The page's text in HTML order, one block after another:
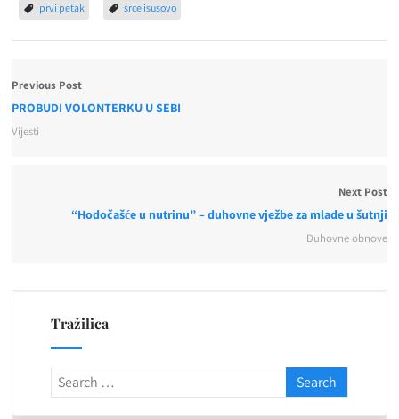
prvi petak srce isusovo
Previous Post
PROBUDI VOLONTERKU U SEBI
Vijesti
Next Post
“Hodočašće u nutrinu” – duhovne vježbe za mlade u šutnji
Duhovne obnove
Tražilica